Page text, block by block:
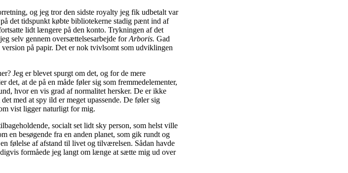
og jeg tror den sidste royalty jeg fik udbetalt var
det tidspunkt købte bibliotekerne stadig pænt ind af
lidt længere på den konto. Trykningen af det
selv gennem oversættelsesarbejde forArboris. Gad
på papir. Det er nok tvivlsomt som udviklingen
Jeg er blevet spurgt om det, og for de mere
at de på en måde føler sig som fremmedelementer,
hvor en vis grad af normalitet hersker. De er ikke
med at spy ild er meget upassende. De føler sig
vist ligger naturligt for mig.
socialt set lidt sky person, som helst ville
en besøgende fra en anden planet, som gik rundt og
følelse af afstand til livet og tilværelsen. Sådan havde
formåede jeg langt om længe at sætte mig ud over